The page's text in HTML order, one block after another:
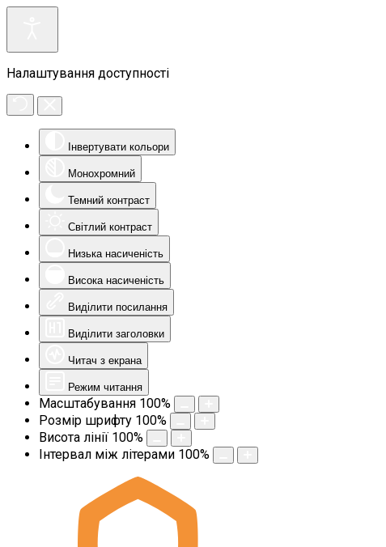
Налаштування доступності
Інвертувати кольори
Монохромний
Темний контраст
Світлий контраст
Низька насиченість
Висока насиченість
Виділити посилання
Виділити заголовки
Читач з екрана
Режим читання
Масштабування 100%
Розмір шрифту 100%
Висота лінії 100%
Інтервал між літерами 100%